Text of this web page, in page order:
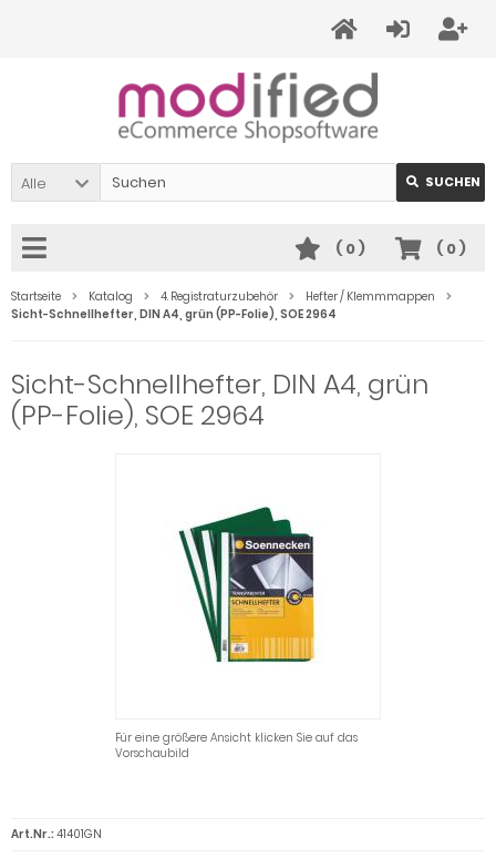
Alle SUCHEN
( 0)
( 0)
Startseite Katalog 4. Registraturzubehör
Hefter / Klemmmappen
Sicht-Schnellhefter, DIN A4, grün (PP-Folie), SOE 2964
Sicht-Schnellhefter, DIN A4, grün
(PP-Folie), SOE 2964
Für eine größere Ansicht klicken Sie auf das
Vorschaubild
Art.Nr.: 41401GN